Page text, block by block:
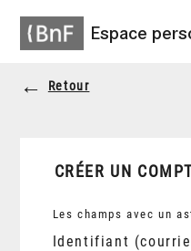
Espace
Retour
CRÉER UN
Les champs avec un
Identifiant